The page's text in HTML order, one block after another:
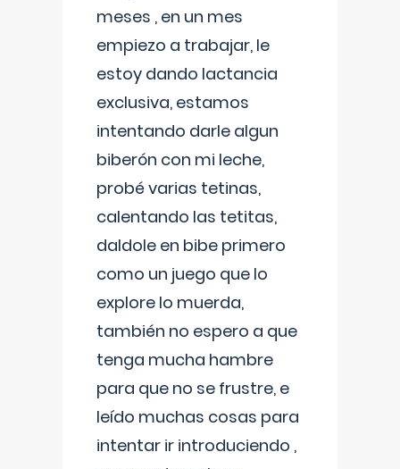
meses , en un mes
empiezo a trabajar, le
estoy dando lactancia
exclusiva, estamos
intentando darle algun
biberón con mi leche,
probé varias tetinas,
calentando las tetitas,
daldole en bibe primero
como un juego que lo
explore lo muerda,
también no espero a que
tenga mucha hambre
para que no se frustre, e
leído muchas cosas para
intentar ir introduciendo ,